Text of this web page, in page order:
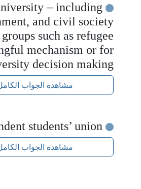
– including
and civil society
such as refugee
mechanism or for
decision making
مشاهدة الجواب
مشاهدة الجواب